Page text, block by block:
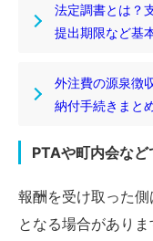
法定調書とは？
提出期限など基
外注費の源泉徴
納付手続きまと
PTAや町内会な
報酬を受け取った
となる場合がありま